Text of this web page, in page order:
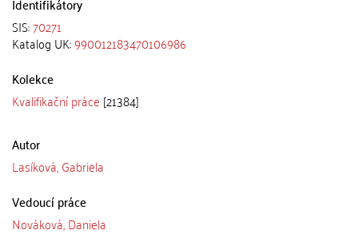
SIS:70271
Katalog UK:990012183470106986
Kolekce
Kvalifikační práce [21384]
Autor
Lasíková, Gabriela
Vedoucí práce
Nováková, Daniela